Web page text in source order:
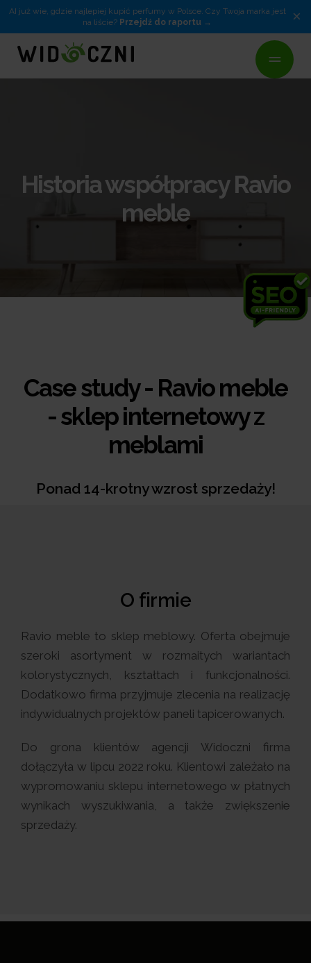
AI już wie, gdzie najlepiej kupić perfumy w Polsce. Czy Twoja marka jest
na liście? Przejdź do raportu ×
Historia współpracy Ravio
meble
Case study - Ravio meble
- sklep internetowy z
meblami
Ponad 14-krotny wzrost sprzedaży!
O firmie
Ravio meble to sklep meblowy. Oferta obejmuje
szeroki asortyment w rozmaitych wariantach
kolorystycznych, kształtach i funkcjonalności.
Dodatkowo firma przyjmuje zlecenia na realizację
indywidualnych projektów paneli tapicerowanych.
Do grona klientów agencji Widoczni firma
dołączyła w lipcu 2022 roku. Klientowi zależało na
wypromowaniu sklepu internetowego w płatnych
wynikach wyszukiwania, a także zwiększenie
sprzedaży.